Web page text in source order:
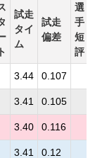
ト
試走
タイ
ム
試走
偏差
選
手
短
評
3.44 0.107
3.41 0.105
3.40 0.116
3.41 0.12